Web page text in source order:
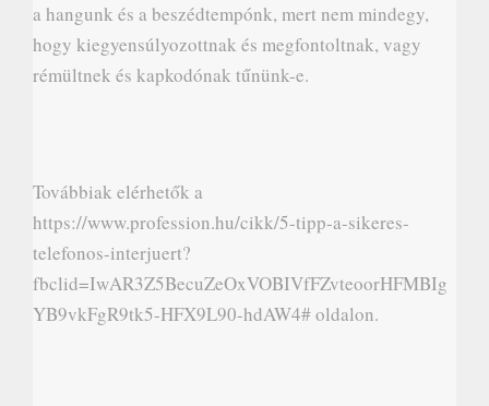
a hangunk és a beszédtempónk, mert nem mindegy,
hogy kiegyensúlyozottnak és megfontoltnak, vagy
rémültnek és kapkodónak tűnünk-e.
Továbbiak elérhetők a
https://www.profession.hu/cikk/5-tipp-a-sikeres-
telefonos-interjuert?
fbclid=IwAR3Z5BecuZeOxVOBIVfFZvteoorHFMBIg
YB9vkFgR9tk5-HFX9L90-hdAW4# oldalon.